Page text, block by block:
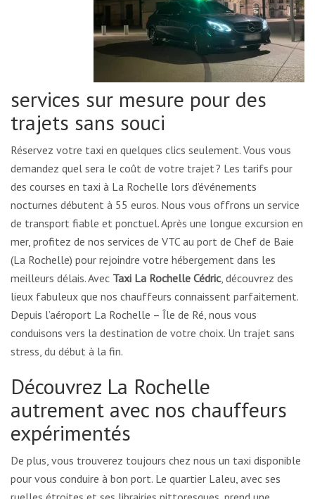
services sur mesure pour des
trajets sans souci
Réservez votre taxi en quelques clics seulement. Vous vous
demandez quel sera le coût de votre trajet ? Les tarifs pour
des courses en taxi à La Rochelle lors d’événements
nocturnes débutent à 55 euros. Nous vous offrons un service
de transport fiable et ponctuel. Après une longue excursion en
mer, profitez de nos services de VTC au port de Chef de Baie
(La Rochelle) pour rejoindre votre hébergement dans les
meilleurs délais. Avec Taxi La Rochelle Cédric, découvrez des
lieux fabuleux que nos chauffeurs connaissent parfaitement.
Depuis l’aéroport La Rochelle – Île de Ré, nous vous
conduisons vers la destination de votre choix. Un trajet sans
stress, du début à la fin.
Découvrez La Rochelle
autrement avec nos chauffeurs
expérimentés
De plus, vous trouverez toujours chez nous un taxi disponible
pour vous conduire à bon port. Le quartier Laleu, avec ses